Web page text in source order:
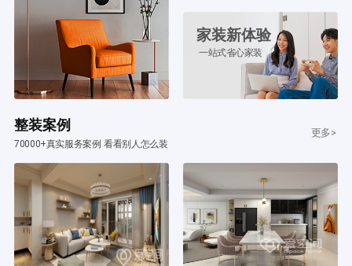
家装新体验
一站式省心家装
整装案例
70000+真实服务案例 看看别人怎么装
更多>